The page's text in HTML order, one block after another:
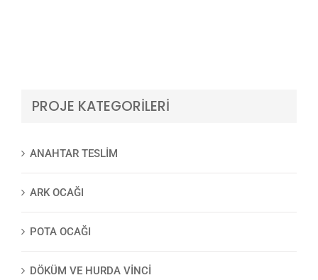
PROJE KATEGORİLERİ
ANAHTAR TESLIM
ARK OCAĞI
POTA OCAĞI
DÖKÜM VE HURDA VINCI